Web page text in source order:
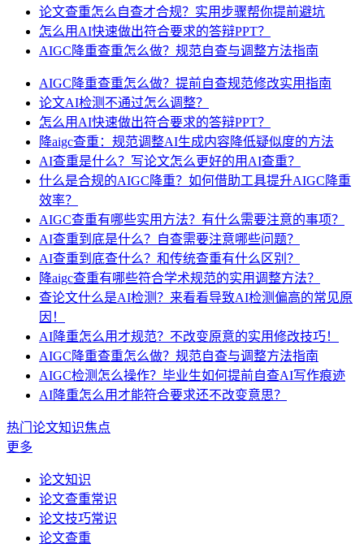
论文查重怎么自查才合规？实用步骤帮你提前避坑
怎么用AI快速做出符合要求的答辩PPT？
AIGC降重查重怎么做？规范自查与调整方法指南
AIGC降重查重怎么做？提前自查规范修改实用指南
论文AI检测不通过怎么调整？
怎么用AI快速做出符合要求的答辩PPT？
降aigc查重：规范调整AI生成内容降低疑似度的方法
AI查重是什么？写论文怎么更好的用AI查重？
什么是合规的AIGC降重？如何借助工具提升AIGC降重
效率？
AIGC查重有哪些实用方法？有什么需要注意的事项？
AI查重到底是什么？自查需要注意哪些问题？
AI查重到底查什么？和传统查重有什么区别？
降aigc查重有哪些符合学术规范的实用调整方法？
查论文什么是AI检测？来看看导致AI检测偏高的常见原
因！
AI降重怎么用才规范？不改变原意的实用修改技巧！
AIGC降重查重怎么做？规范自查与调整方法指南
AIGC检测怎么操作？毕业生如何提前自查AI写作痕迹
AI降重怎么用才能符合要求还不改变意思？
热门论文知识焦点
更多
论文知识
论文查重常识
论文技巧常识
论文查重